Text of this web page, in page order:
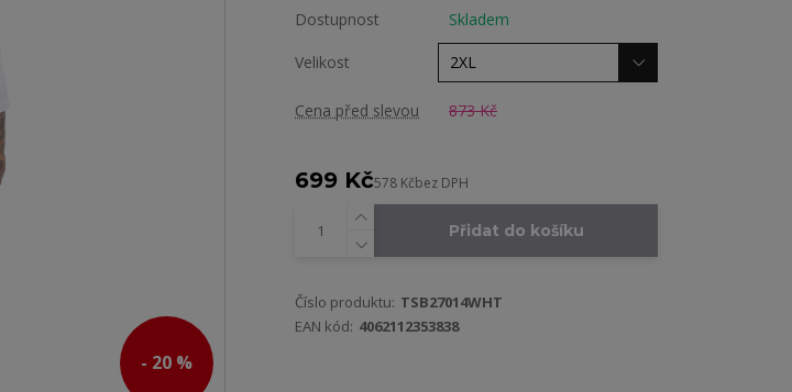
- 20 %
Dostupnost Skladem
Velikost
Cena před slevou 873 Kč
699 Kč578 Kčbez DPH
Přidat do košíku
Číslo produktu: TSB27014WHT
EAN kód: 4062112353838